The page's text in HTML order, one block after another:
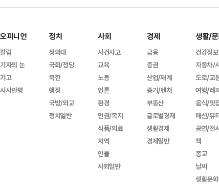
오피니언
칼럼
기자의 눈
기고
시사만평
정치
청와대
국회/정당
북한
행정
국방/외교
정치일반
사회
사건사고
교육
노동
언론
환경
인권/복지
식품/의료
지역
인물
사회일반
경제
금융
증권
산업/재계
중기/벤처
부동산
글로벌경제
생활경제
경제일반
생활/
건강정보
자동차/
도로/교
여행/레
음식/맛
패션/뷰
공연/전
책
종교
날씨
생활문